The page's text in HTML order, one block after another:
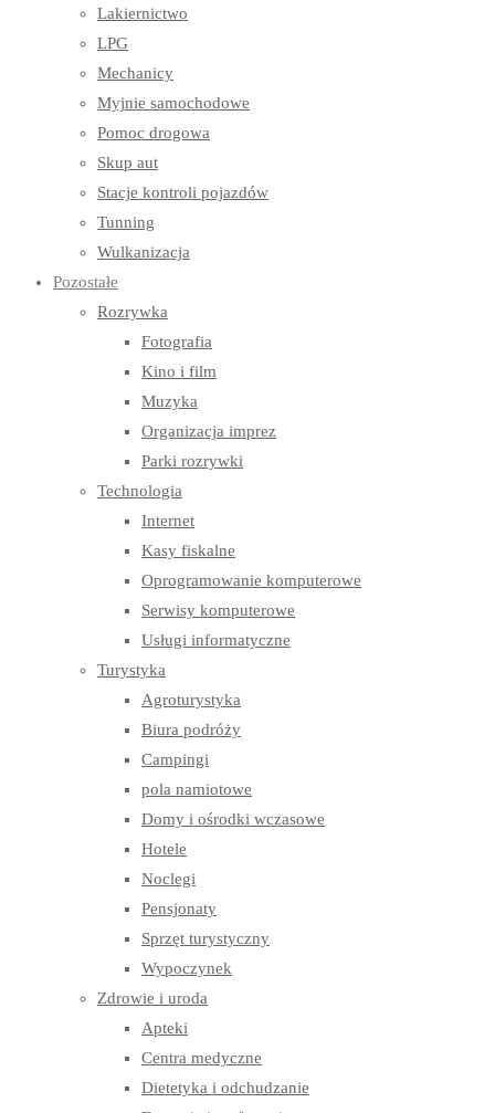
Lakiernictwo
LPG
Mechanicy
Myjnie samochodowe
Pomoc drogowa
Skup aut
Stacje kontroli pojazdów
Tunning
Wulkanizacja
Pozostałe
Rozrywka
Fotografia
Kino i film
Muzyka
Organizacja imprez
Parki rozrywki
Technologia
Internet
Kasy fiskalne
Oprogramowanie komputerowe
Serwisy komputerowe
Usługi informatyczne
Turystyka
Agroturystyka
Biura podróży
Campingi
pola namiotowe
Domy i ośrodki wczasowe
Hotele
Noclegi
Pensjonaty
Sprzęt turystyczny
Wypoczynek
Zdrowie i uroda
Apteki
Centra medyczne
Dietetyka i odchudzanie